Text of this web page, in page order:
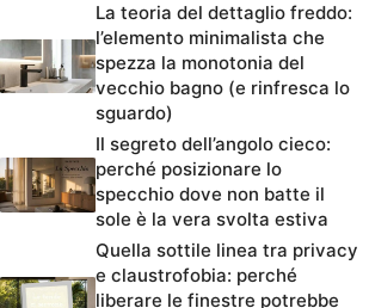
La teoria del dettaglio freddo:
l’elemento minimalista che
spezza la monotonia del
vecchio bagno (e rinfresca lo
sguardo)
Il segreto dell’angolo cieco:
perché posizionare lo
specchio dove non batte il
sole è la vera svolta estiva
Quella sottile linea tra privacy
e claustrofobia: perché
liberare le finestre potrebbe